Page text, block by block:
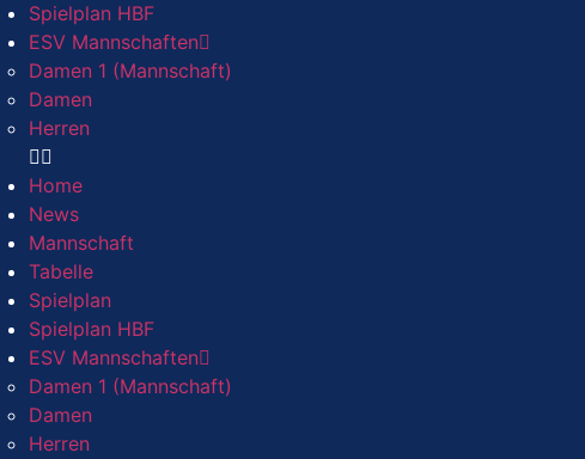
Spielplan HBF
ESV Mannschaften
Damen 1 (Mannschaft)
Damen
Herren
Home
News
Mannschaft
Tabelle
Spielplan
Spielplan HBF
ESV Mannschaften
Damen 1 (Mannschaft)
Damen
Herren